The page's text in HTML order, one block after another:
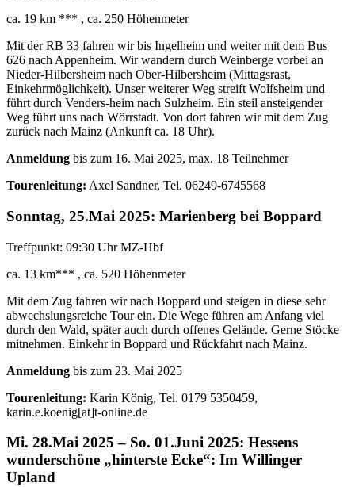
ca. 19 km *** , ca. 250 Höhenmeter
Mit der RB 33 fahren wir bis Ingelheim und weiter mit dem Bus
626 nach Appenheim. Wir wandern durch Weinberge vorbei an
Nieder-Hilbersheim nach Ober-Hilbersheim (Mittagsrast,
Einkehrmöglichkeit). Unser weiterer Weg streift Wolfsheim und
führt durch Venders-heim nach Sulzheim. Ein steil ansteigender
Weg führt uns nach Wörrstadt. Von dort fahren wir mit dem Zug
zurück nach Mainz (Ankunft ca. 18 Uhr).
Anmeldung bis zum 16. Mai 2025, max. 18 Teilnehmer
Tourenleitung: Axel Sandner, Tel. 06249-6745568
Sonntag, 25.Mai 2025: Marienberg bei Boppard
Treffpunkt: 09:30 Uhr MZ-Hbf
ca. 13 km*** , ca. 520 Höhenmeter
Mit dem Zug fahren wir nach Boppard und steigen in diese sehr
abwechslungsreiche Tour ein. Die Wege führen am Anfang viel
durch den Wald, später auch durch offenes Gelände. Gerne Stöcke
mitnehmen. Einkehr in Boppard und Rückfahrt nach Mainz.
Anmeldung bis zum 23. Mai 2025
Tourenleitung: Karin König, Tel. 0179 5350459,
karin.e.koenig[at]t-online.de
Mi. 28.Mai 2025 – So. 01.Juni 2025: Hessens
wunderschöne „hinterste Ecke“: Im Willinger
Upland